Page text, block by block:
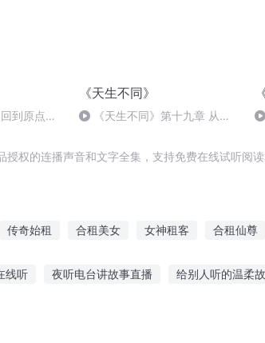
到原点
《天生不同》
《天生不同》第十九章 从现
权的连播声音和文字全集，支持免费在线试听阅读
传奇始租 合租美女 女神租客 合租仙尊
线听 夜听电台讲故事直播 给别人听的温柔